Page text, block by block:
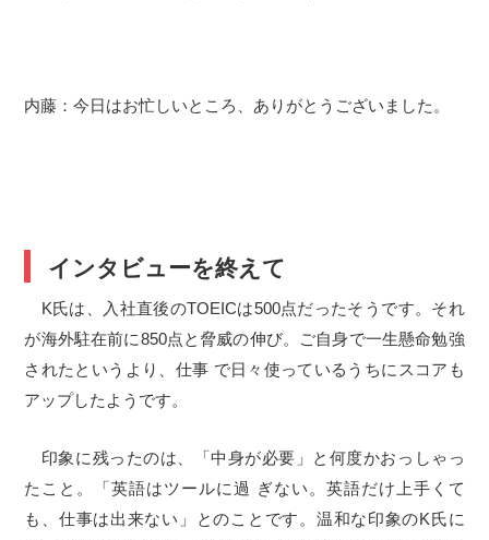
内藤：今日はお忙しいところ、ありがとうございました。
インタビューを終えて
K氏は、入社直後のTOEICは500点だったそうです。それ
が海外駐在前に850点と脅威の伸び。ご自身で一生懸命勉強
されたというより、仕事 で日々使っているうちにスコアも
アップしたようです。
印象に残ったのは、「中身が必要」と何度かおっしゃっ
たこと。「英語はツールに過 ぎない。英語だけ上手くて
も、仕事は出来ない」とのことです。温和な印象のK氏に